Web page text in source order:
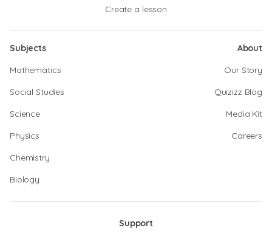
Create a lesson
Subjects
Mathematics
Social Studies
Science
Physics
Chemistry
Biology
About
Our Story
Quizizz Blog
Media Kit
Careers
Support